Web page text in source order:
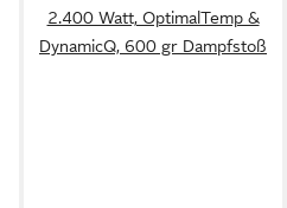
2.400 Watt, OptimalTemp &
DynamicQ, 600 gr Dampfstoß